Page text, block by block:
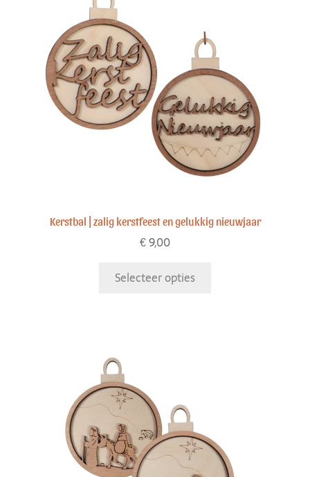
Kerstbal | zalig kerstfeest en gelukkig nieuwjaar
€9,00
Selecteer opties